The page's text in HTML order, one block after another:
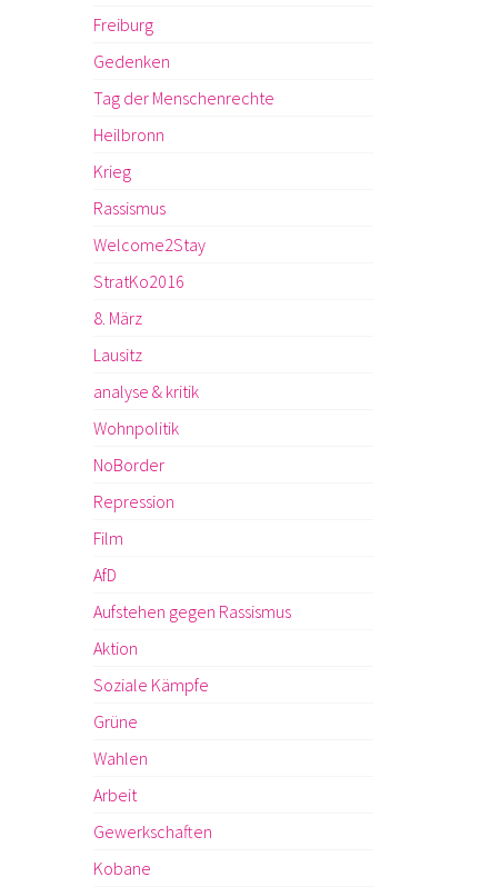
Freiburg
Gedenken
Tag der Menschenrechte
Heilbronn
Krieg
Rassismus
Welcome2Stay
StratKo2016
8. März
Lausitz
analyse & kritik
Wohnpolitik
NoBorder
Repression
Film
AfD
Aufstehen gegen Rassismus
Aktion
Soziale Kämpfe
Grüne
Wahlen
Arbeit
Gewerkschaften
Kobane